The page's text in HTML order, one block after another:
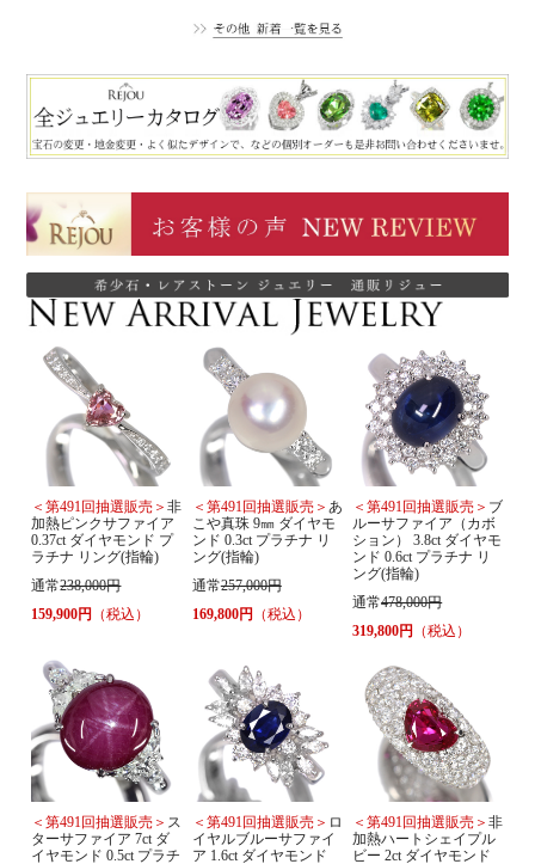
＜第491回抽選販売＞非
加熱ピンクサファイア
0.37ct ダイヤモンド プ
ラチナ リング(指輪)
通常238,000円
159,900円
（税込）
＜第491回抽選販売＞ あ
こや真珠 9㎜ ダイヤモ
ンド 0.3ct プラチナ リ
ング(指輪)
通常257,000円
169,800円
（税込）
＜第491回抽選販売＞ ブ
ルーサファイア（カボ
ション） 3.8ct ダイヤモ
ンド 0.6ct プラチナ リ
ング(指輪)
通常478,000円
319,800円
（税込）
＜第491回抽選販売＞ ス
ターサファイア 7ct ダ
イヤモンド 0.5ct プラチ
＜第491回抽選販売＞ ロ
イヤルブルーサファイ
ア 1.6ct ダイヤモンド
＜第491回抽選販売＞非
加熱ハートシェイプル
ビー 2ct ダイヤモンド